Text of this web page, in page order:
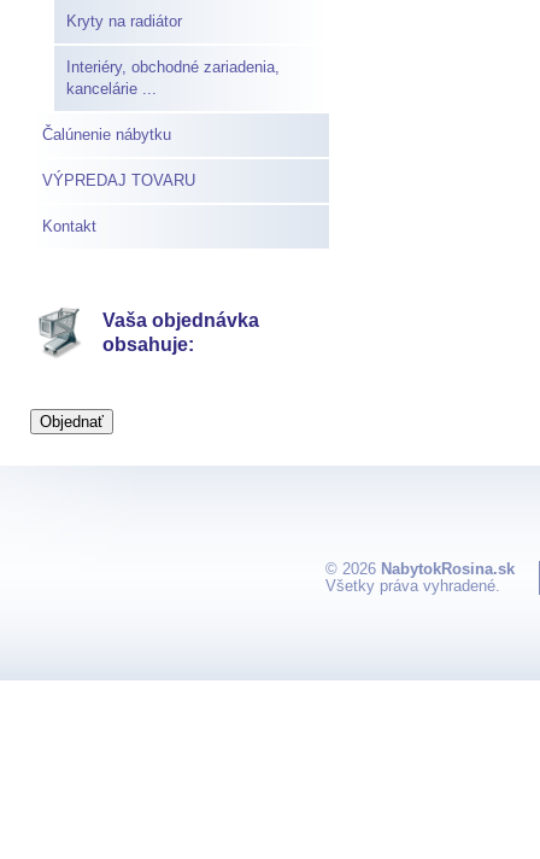
Kryty na radiátor
Interiéry, obchodné zariadenia,
kancelárie ...
Čalúnenie nábytku
VÝPREDAJ TOVARU
Kontakt
Vaša objednávka
obsahuje:
© 2026 NabytokRosina.sk
Všetky práva vyhradené.